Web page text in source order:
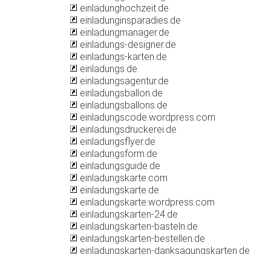
einladunghochzeit.de
einladunginsparadies.de
einladungmanager.de
einladungs-designer.de
einladungs-karten.de
einladungs.de
einladungsagentur.de
einladungsballon.de
einladungsballons.de
einladungscode.wordpress.com
einladungsdruckerei.de
einladungsflyer.de
einladungsform.de
einladungsguide.de
einladungskarte.com
einladungskarte.de
einladungskarte.wordpress.com
einladungskarten-24.de
einladungskarten-basteln.de
einladungskarten-bestellen.de
einladungskarten-danksagungskarten.de